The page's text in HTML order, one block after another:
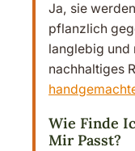
Ja, sie
pflanzlich
langlebig und
nachhaltiges
Wie Finde
Mir Passt?